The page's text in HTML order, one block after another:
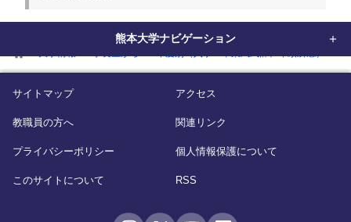
home
熊本大学ナビゲーション
サイトマップ アクセス
教職員の方へ 関連リンク
プライバシーポリシー 個人情報保護について
このサイトについて RSS